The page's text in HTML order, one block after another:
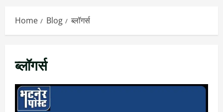
Home Blog ब्लॉगर्स
ब्लॉगर्स